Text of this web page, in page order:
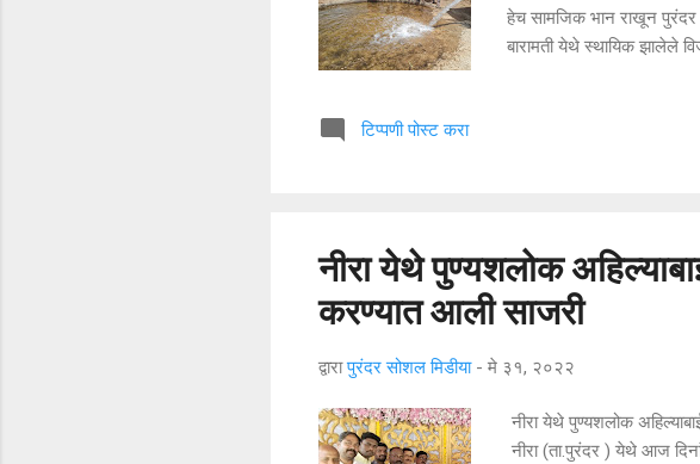
हेच सामजिक भान राखून पुरंदर
बारामती येथे स्थायिक झालेले
सहा हजार लिटरहून अधिक
टिप्पणी पोस्ट करा
नीरा येथे पुण्यशलोक
करण्यात आली साजरी
द्वारापुरंदर सोशल मिडीया - मे ३१, २०२२
नीरा येथे पुण्यशलोक
नीरा (ता.पुरंदर ) येथे आज